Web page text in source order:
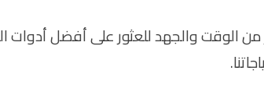
من الوقت والجهد للعثور على أفضل أدوات